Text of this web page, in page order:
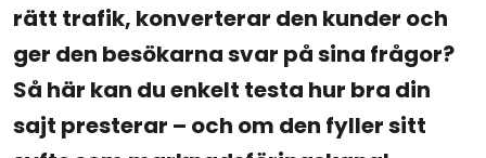
rätt trafik, konverterar den kunder och
ger den besökarna svar på sina frågor?
Så här kan du enkelt testa hur bra din
sajt presterar – och om den fyller sitt